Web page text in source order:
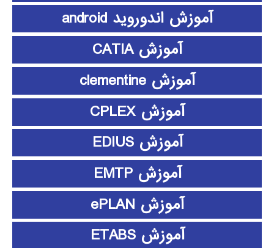
آموزش اندوروید android
آموزش CATIA
آموزش clementine
آموزش CPLEX
آموزش EDIUS
آموزش EMTP
آموزش ePLAN
آموزش ETABS